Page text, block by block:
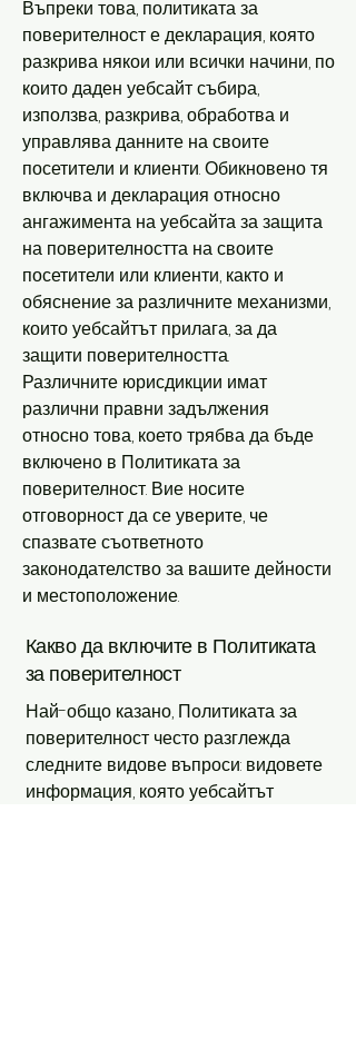
Въпреки това, политиката за
поверителност е декларация, която
разкрива някои или всички начини, по
които даден уебсайт събира,
използва, разкрива, обработва и
управлява данните на своите
посетители и клиенти. Обикновено тя
включва и декларация относно
ангажимента на уебсайта за защита
на поверителността на своите
посетители или клиенти, както и
обяснение за различните механизми,
които уебсайтът прилага, за да
защити поверителността.
Различните юрисдикции имат
различни правни задължения
относно това, което трябва да бъде
включено в Политиката за
поверителност. Вие носите
отговорност да се уверите, че
спазвате съответното
законодателство за вашите дейности
и местоположение.
Какво да включите в Политиката
за поверителност
Най-общо казано, Политиката за
поверителност често разглежда
следните видове въпроси: видовете
информация, която уебсайтът